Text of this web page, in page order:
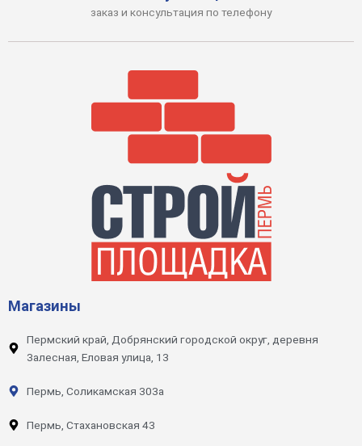
заказ и консультация по телефону
Магазины
Пермский край, Добрянский городской округ, деревня
Залесная, Еловая улица, 13
Пермь, Соликамская 303а
Пермь, Стахановская 43